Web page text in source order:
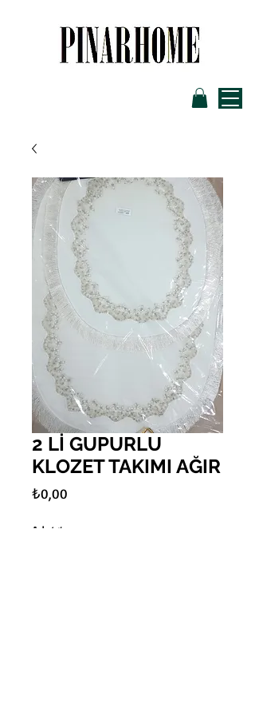
2 Lİ GUPURLU
KLOZET TAKIMI AĞIR
₺0,00
Adet *